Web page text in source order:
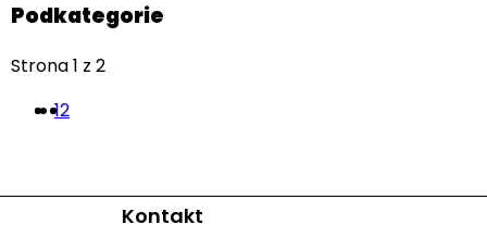
Podkategorie
Strona 1 z 2
12
Kontakt